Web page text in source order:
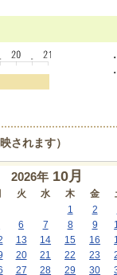
されます）
2026年 10月
火 水 木 金
1
2
6 7 8 9
13 14 15 16
20 21 22 23
27 28 29 30